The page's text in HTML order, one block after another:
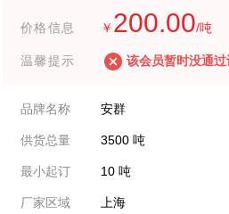
价格信息 ￥ 200.00/吨
温馨提示 该会员暂时没通
品牌名称 安群
供货总量 3500 吨
最小起订 10 吨
厂家区域 上海